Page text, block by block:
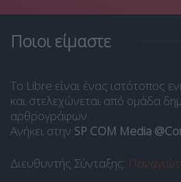
Ποιοι είμαστε
Το Libre είναι ένας ιστότοπος
και στελεχώνεται από ομάδα
αρθρογράφων.
Ανήκει στην SP COM Media
Διευθυντής Σύνταξης: